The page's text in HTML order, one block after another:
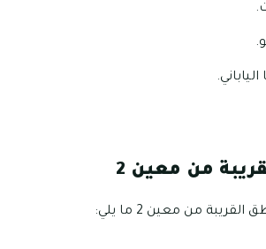
من معين 2
من معين 2 ما يلي: